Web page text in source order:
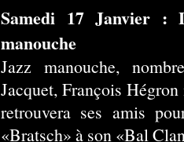
Samedi 17 Janvier :
manouche
Jazz manouche,
Jacquet, François
retrouvera ses amis
«Bratsch» à son «Bal